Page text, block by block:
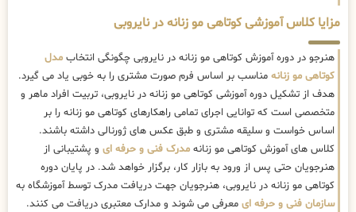
مزایا کلاس آموزشی کوتاهی مو زنانه در نایروبی
هنرجو در دوره آموزش کوتاهی مو زنانه در نایروبی چگونگی انتخاب مدل
کوتاهی مو زنانه مناسب بر اساس فرم صورت مشتری را به خوبی یاد می گیرد.
هدف از تشکیل دوره آموزشی کوتاهی مو زنانه در نایروبی، تربیت افراد ماهر و
متخصصی است که توانایی اجرای تمامی راهکارهای کوتاهی مو زنانه را بر
اساس خواست و سلیقه مشتری و طبق عکس های ژورنالی داشته باشند.
کلاس های آموزش کوتاهی مو زنانه مدرک فنی و حرفه ای و پشتیبانی از
هنرجویان حتی پس از ورود به بازار کار، برگزار خواهد شد. در پایان دوره
کوتاهی مو زنانه در نایروبی، هنرجویان جهت دریافت مدرک توسط آموزشگاه به
سازمان فنی و حرفه ای معرفی می شوند و مدارک معتبری دریافت می کنند.